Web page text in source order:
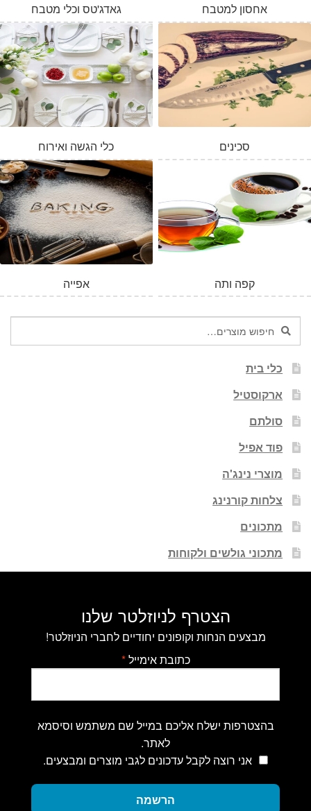
המלאי אזל
גאדג'טס וכלי מטבח אחסון למטבח
כלי הגשה ואירוח סכינים
אפייה קפה ותה
חיפוש
עבור:
חיפוש
כלי בית
ארקוסטיל
סולתם
פוד אפיל
מוצרי נינג'ה
צלחות קורנינג
מתכונים
מתכוני גולשים ולקוחות
הצטרף לניוזלטר שלנו
מבצעים הנחות וקופונים יחודיים לחברי הניוזלטר!
כתובת אימייל*
בהצטרפות ישלח אליכם במייל שם משתמש וסיסמא
לאתר.
אני רוצה לקבל עדכונים לגבי מוצרים ומבצעים.
הרשמה